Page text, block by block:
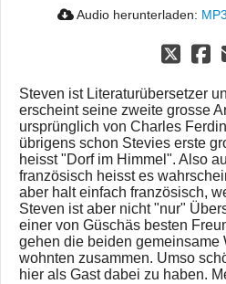
Audio herunterladen: MP3
Steven ist Literaturübersetzer
erscheint seine zweite grosse
ursprünglich von Charles
übrigens schon Stevies erste
heisst "Dorf im Himmel". Also
französisch heisst es
aber halt einfach französisch,
Steven ist aber nicht "nur"
einer von Güschäs besten
gehen die beiden gemeinsame
wohnten zusammen. Umso
hier als Gast dabei zu haben.